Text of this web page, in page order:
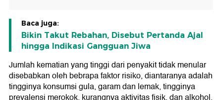
Baca juga:
Bikin Takut Rebahan, Disebut Pertanda Ajal
hingga Indikasi Gangguan Jiwa
Jumlah kematian yang tinggi dari penyakit tidak menular
disebabkan oleh bebrapa faktor risiko, diantaranya adalah
tingginya konsumsi gula, garam dan lemak, tingginya